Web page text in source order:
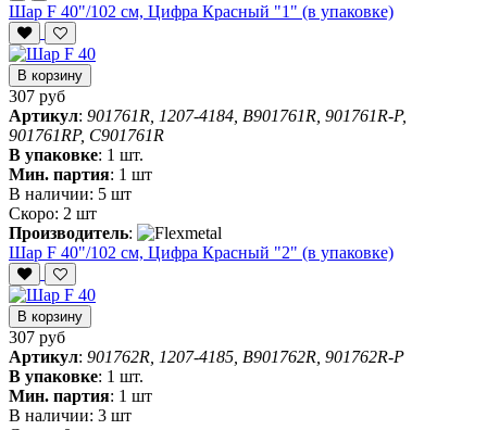
Шар F 40"/102 см, Цифра Красный "1" (в упаковке)
В корзину
307 руб
Артикул: 901761R, 1207-4184, B901761R, 901761R-P,
901761RP, C901761R
В упаковке: 1 шт.
Мин. партия: 1 шт
В наличии: 5 шт
Скоро: 2 шт
Производитель:
Шар F 40"/102 см, Цифра Красный "2" (в упаковке)
В корзину
307 руб
Артикул: 901762R, 1207-4185, B901762R, 901762R-P
В упаковке: 1 шт.
Мин. партия: 1 шт
В наличии: 3 шт